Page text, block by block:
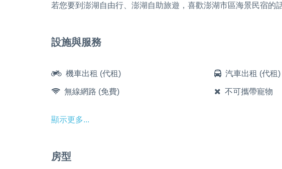
若您要到澎湖自由行、澎湖自助旅遊，喜歡澎湖市區海景民宿的
設施與服務
機車出租 (代租) 汽車出租 (代租)
無線網路 (免費) 不可攜帶寵物
顯示更多...
房型